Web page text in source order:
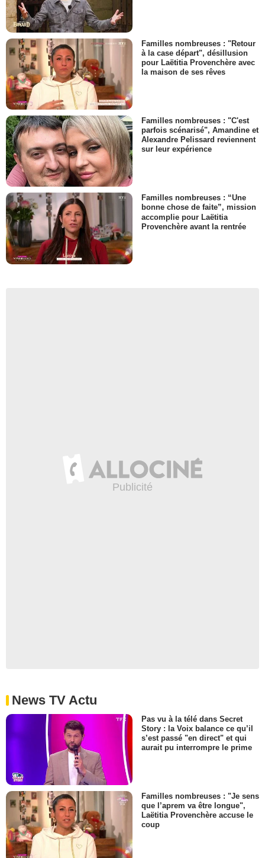
Familles nombreuses : "Retour
à la case départ", désillusion
pour Laëtitia Provenchère avec
la maison de ses rêves
Familles nombreuses : "C'est
parfois scénarisé", Amandine et
Alexandre Pelissard reviennent
sur leur expérience
Familles nombreuses : “Une
bonne chose de faite”, mission
accomplie pour Laëtitia
Provenchère avant la rentrée
News TV Actu
Pas vu à la télé dans Secret
Story : la Voix balance ce qu’il
s’est passé "en direct" et qui
aurait pu interrompre le prime
Familles nombreuses : "Je sens
que l’aprem va être longue",
Laëtitia Provenchère accuse le
coup